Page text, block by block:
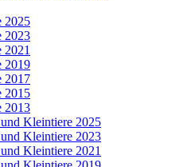
2025
2023
2021
2019
2017
2015
2013
Kleintiere 2025
Kleintiere 2023
Kleintiere 2021